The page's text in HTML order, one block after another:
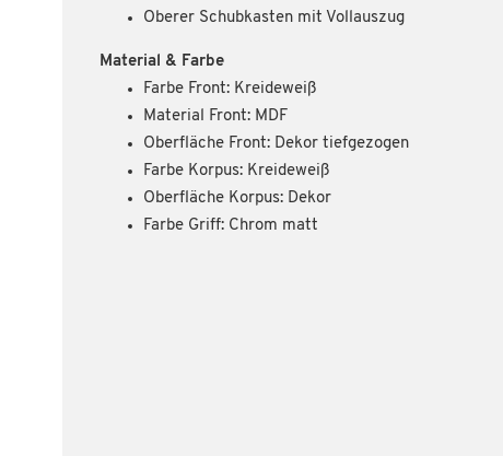
Oberer Schubkasten mit Vollauszug
Material & Farbe
Farbe Front: Kreideweiß
Material Front: MDF
Oberfläche Front: Dekor tiefgezogen
Farbe Korpus: Kreideweiß
Oberfläche Korpus: Dekor
Farbe Griff: Chrom matt